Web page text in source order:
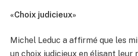
«Choix judicieux»
Michel Leduc a affirmé que les
un choix judicieux en élisant leur